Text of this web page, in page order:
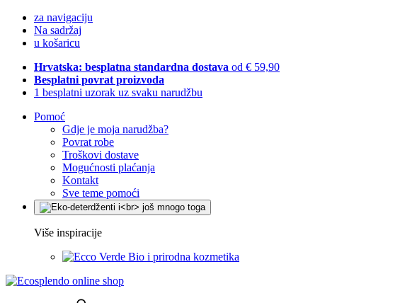
za navigaciju
Na sadržaj
u košaricu
Hrvatska: besplatna standardna dostava od € 59,90
Besplatni povrat proizvoda
1 besplatni uzorak uz svaku narudžbu
Pomoć
Gdje je moja narudžba?
Povrat robe
Troškovi dostave
Mogućnosti plaćanja
Kontakt
Sve teme pomoći
Više inspiracije
Bio i prirodna kozmetika